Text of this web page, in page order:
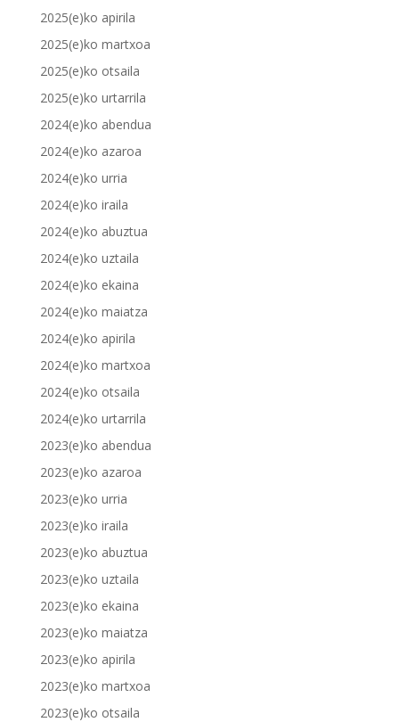
2025(e)ko apirila
2025(e)ko martxoa
2025(e)ko otsaila
2025(e)ko urtarrila
2024(e)ko abendua
2024(e)ko azaroa
2024(e)ko urria
2024(e)ko iraila
2024(e)ko abuztua
2024(e)ko uztaila
2024(e)ko ekaina
2024(e)ko maiatza
2024(e)ko apirila
2024(e)ko martxoa
2024(e)ko otsaila
2024(e)ko urtarrila
2023(e)ko abendua
2023(e)ko azaroa
2023(e)ko urria
2023(e)ko iraila
2023(e)ko abuztua
2023(e)ko uztaila
2023(e)ko ekaina
2023(e)ko maiatza
2023(e)ko apirila
2023(e)ko martxoa
2023(e)ko otsaila